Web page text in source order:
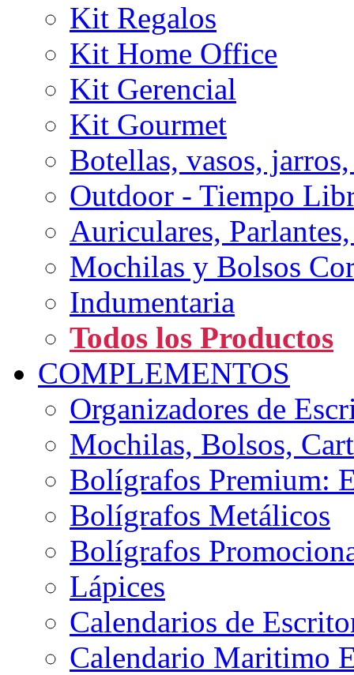
Kit Regalos
Kit Home Office
Kit Gerencial
Kit Gourmet
Botellas, vasos,
Outdoor - Tiempo
Auriculares,
Mochilas y Bolsos
Indumentaria
Todos los Productos
COMPLEMENTOS
Organizadores de
Mochilas, Bolsos,
Bolígrafos Premium:
Bolígrafos Metálicos
Bolígrafos
Lápices
Calendarios de
Calendario Maritimo